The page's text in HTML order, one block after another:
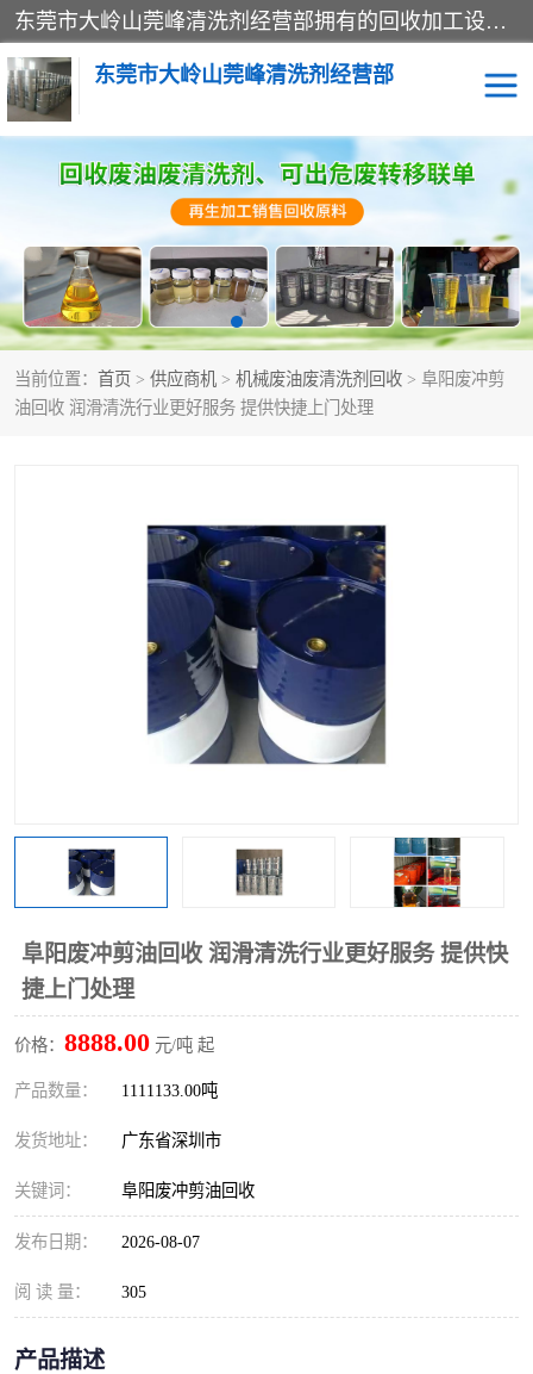
东莞市大岭山莞峰清洗剂经营部拥有的回收加工设备，大量废油回收、废清洗剂回收、废溶剂油回收、机械废油废清洗剂回收、废碳氢回收、碳氢液压油回收、碳氢二氯回收等废清洗剂处理；我们只是提供废旧化工原料的循环使用存放点，执行正规的存放，有正规的回收资质处理。同时我们公司批发零售回收级清洗剂，脱模油再生基础油，质量保证。
东莞市大岭山莞峰清洗剂经营部
当前位置： 首页 > 供应商机 > 机械废油废清洗剂回收 > 阜阳废冲剪
油回收 润滑清洗行业更好服务 提供快捷上门处理
阜阳废冲剪油回收 润滑清洗行业更好服务 提供快
捷上门处理
价格： 8888.00 元/吨 起
产品数量： 1111133.00吨
发货地址： 广东省深圳市
关键词： 阜阳废冲剪油回收
发布日期： 2026-08-07
阅 读 量： 305
产品描述
废清洗剂回收
废溶剂油回收 机械废油废清洗剂回收
废碳氢回收 碳氢液压油回收
碳氢二氯回收 回收废三四氯乙烯
回收废清洗剂 上门回收废清洗剂